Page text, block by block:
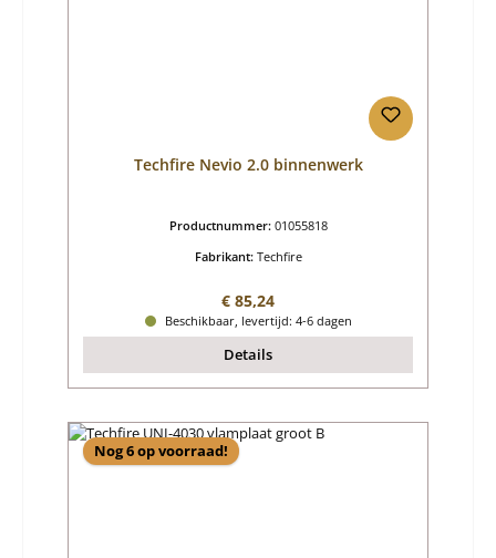
Techfire Nevio 2.0 binnenwerk
Productnummer: 01055818
Fabrikant: Techfire
Normale prijs:
€ 85,24
Beschikbaar, levertijd: 4-6 dagen
Details
Nog 6 op voorraad!